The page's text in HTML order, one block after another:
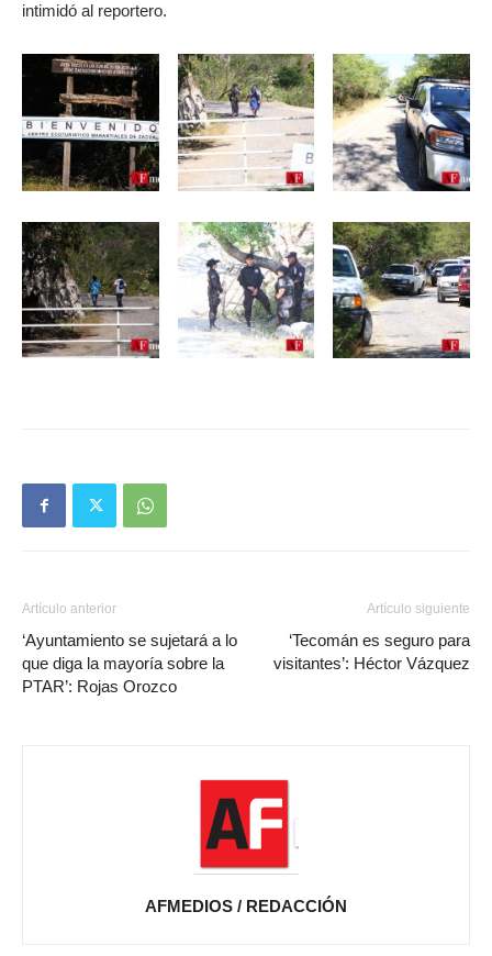
intimidó al reportero.
Artículo anterior
‘Ayuntamiento se sujetará a lo
que diga la mayoría sobre la
PTAR’: Rojas Orozco
Artículo siguiente
‘Tecomán es seguro para
visitantes’: Héctor Vázquez
AFMEDIOS / REDACCIÓN